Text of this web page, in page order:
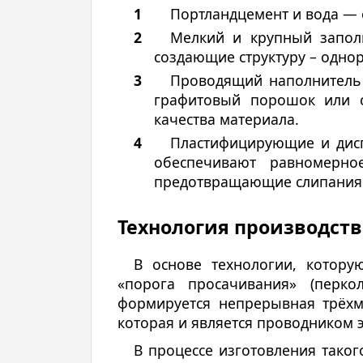
Портландцемент и вода
Мелкий и крупный
создающие структуру –
Проводящий наполнитель
графитовый порошок или
качества материала.
Пластифицирующие и
обеспечивают
предотвращающие
Технология
В основе технологии,
«порога просачивания»
формируется непрерывная
которая и является проводником
В процессе изготовления